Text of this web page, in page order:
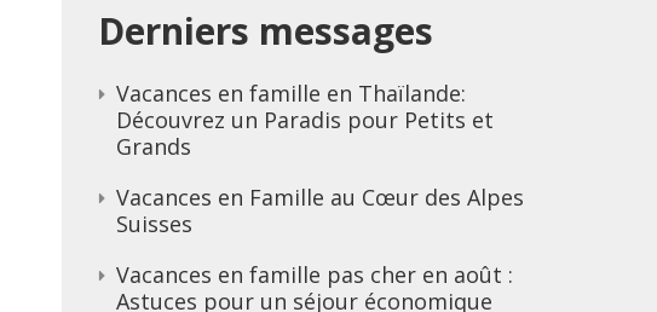
Derniers messages
Vacances en famille en Thaïlande:
Découvrez un Paradis pour Petits et
Grands
Vacances en Famille au Cœur des Alpes
Suisses
Vacances en famille pas cher en août :
Astuces pour un séjour économique